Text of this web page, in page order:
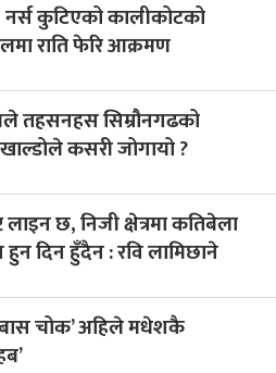
नर्स कुटिएको कालीकोटको
राति फेरि आक्रमण
तहसनहस सिम्रौनगढको
कसरी जोगायो ?
लाइन छ, निजी क्षेत्रमा कतिबेला
हुन दिन हुँदैन : रवि लामिछाने
चोक’ अहिले मधेशकै